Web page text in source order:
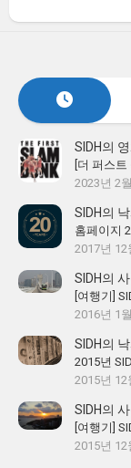
SIDH의
[더 퍼스
2023년 2
SIDH의
홈페이지
2017년 12
SIDH의
[여행기]
2016년 1
SIDH의
2015년
2015년 12
SIDH의
[여행기]
2015년 12